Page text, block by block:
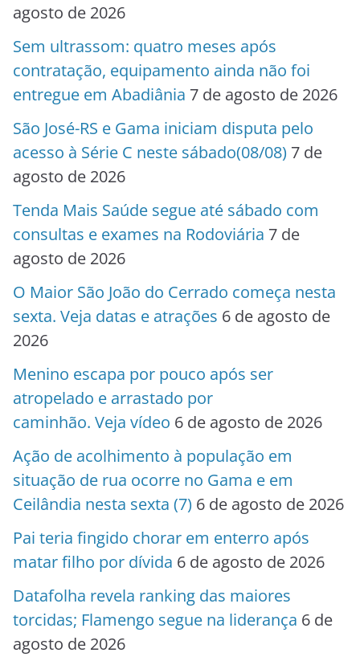
agosto de 2026
Sem ultrassom: quatro meses após
contratação, equipamento ainda não foi
entregue em Abadiânia 7 de agosto de 2026
São José-RS e Gama iniciam disputa pelo
acesso à Série C neste sábado(08/08) 7 de
agosto de 2026
Tenda Mais Saúde segue até sábado com
consultas e exames na Rodoviária 7 de
agosto de 2026
O Maior São João do Cerrado começa nesta
sexta. Veja datas e atrações 6 de agosto de
2026
Menino escapa por pouco após ser
atropelado e arrastado por
caminhão. Veja vídeo 6 de agosto de 2026
Ação de acolhimento à população em
situação de rua ocorre no Gama e em
Ceilândia nesta sexta (7) 6 de agosto de 2026
Pai teria fingido chorar em enterro após
matar filho por dívida 6 de agosto de 2026
Datafolha revela ranking das maiores
torcidas; Flamengo segue na liderança 6 de
agosto de 2026